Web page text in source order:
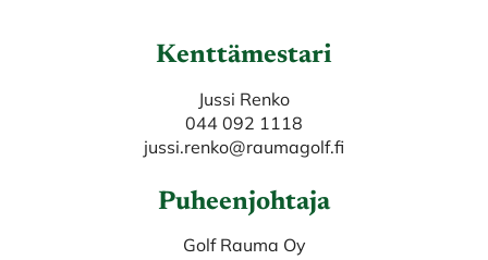
Kenttämestari
Jussi Renko
​​​​​​​044 092 1118
jussi.renko@raumagolf.fi
Puheenjohtaja
Golf Rauma Oy